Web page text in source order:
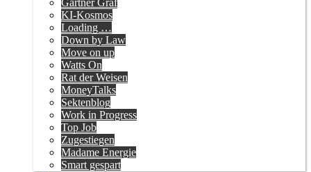
Gärtner Graf
KI-Kosmos
Loading …
Down by Law
Move on up
Watts On
Rat der Weisen
MoneyTalks
Sektenblog
Work in Progress
Top Job
Zugestiegen
Madame Energie
Smart gespart